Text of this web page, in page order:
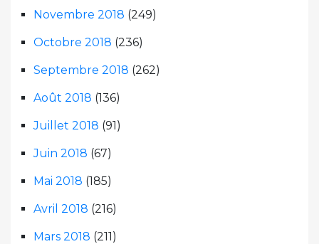
Novembre 2018 (249)
Octobre 2018 (236)
Septembre 2018 (262)
Août 2018 (136)
Juillet 2018 (91)
Juin 2018 (67)
Mai 2018 (185)
Avril 2018 (216)
Mars 2018 (211)